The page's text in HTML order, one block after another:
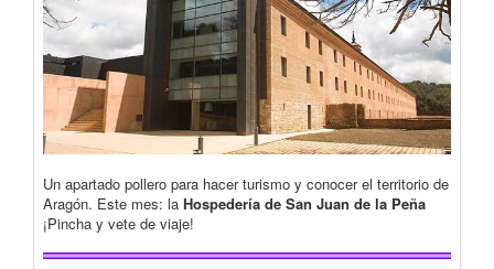
Un apartado pollero para hacer turismo y conocer el territorio de
Aragón. Este mes: la Hospedería de San Juan de la Peña
¡Pincha y vete de viaje!